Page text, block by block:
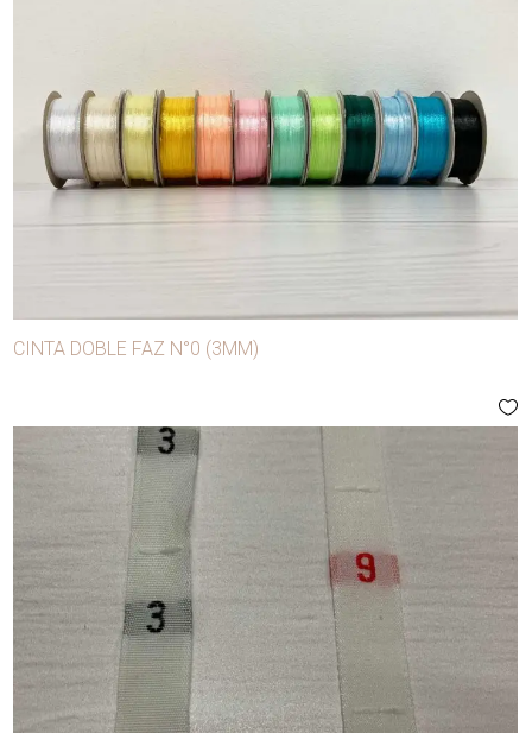
CINTA DOBLE FAZ N°0 (3MM)